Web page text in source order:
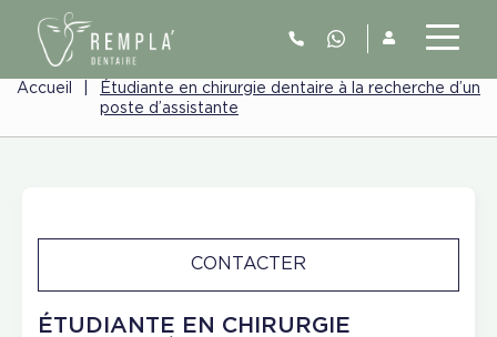
Accueil
Étudiante en chirurgie dentaire à la recherche d’un
poste d’assistante
ÉTUDIANTE EN CHIRURGIE
CONTACTER